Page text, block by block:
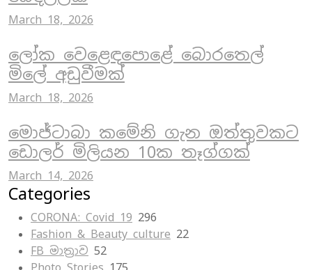
March 18, 2026
ලෝක වෙළෙඳපොළේ බොරතෙල්
මිලේ අඩුවීමක්
March 18, 2026
මොජ්ටාබා කමේනි ගැන ඔත්තුවකට
ඩොලර් මිලියන 10ක තෑග්ගක්
March 14, 2026
Categories
CORONA: Covid 19 296
Fashion & Beauty culture 22
FB මාත්‍රාව 52